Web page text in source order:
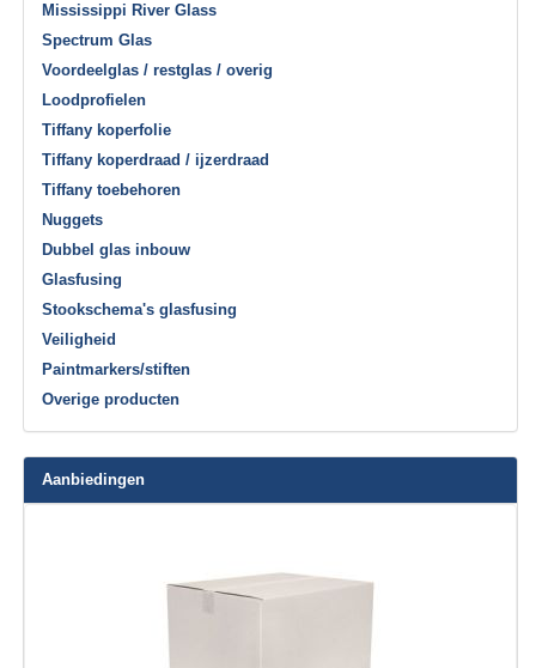
Mississippi River Glass
Spectrum Glas
Voordeelglas / restglas / overig
Loodprofielen
Tiffany koperfolie
Tiffany koperdraad / ijzerdraad
Tiffany toebehoren
Nuggets
Dubbel glas inbouw
Glasfusing
Stookschema's glasfusing
Veiligheid
Paintmarkers/stiften
Overige producten
Aanbiedingen